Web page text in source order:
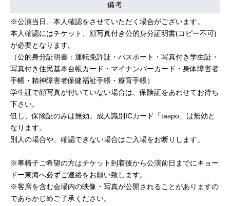
備考
※公演当日、本人確認をさせていただく場合がございます。
本人確認にはチケット、顔写真付き公的身分証明書(コピー不可)
が必要となります。
（公的身分証明書：運転免許証・パスポート・写真付き学生証・
写真付き住民基本台帳カード・マイナンバーカード・身体障害者
手帳・精神障害者保健福祉手帳・療育手帳）
学生証で顔写真が付いていない場合は、保険証をあわせてお待ち
下さい。
但し、保険証のみは無効。成人識別ICカード「taspo」は無効と
なります。
別人の場合や、確認できない場合はご入場をお断りします。
※車椅子ご希望の方はチケット到着後から公演前日までにキョー
ドー東海へ必ずご連絡をお願い致します。
※客席を含む会場内の映像・写真が公開されることがありますの
であらかじめご了承ください。